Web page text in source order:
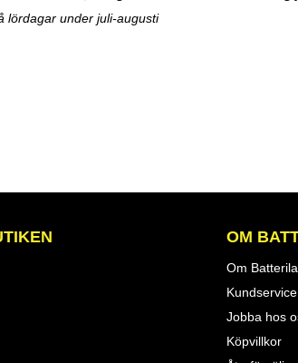
lördagar under juli-augusti
OM
Om
Kundservice
Jobba hos
Köpvillkor